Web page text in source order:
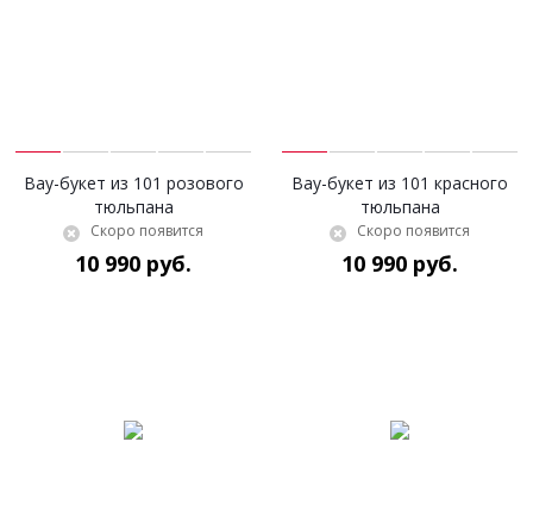
Вау-букет из 101 розового
тюльпана
Скоро появится
10 990 руб.
Вау-букет из 101 красного
тюльпана
Скоро появится
10 990 руб.